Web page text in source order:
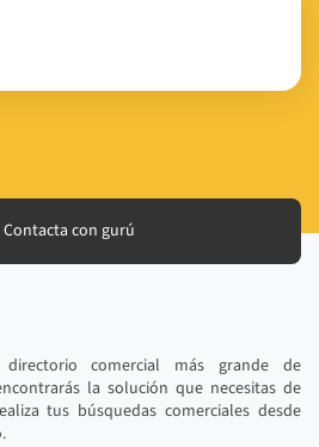
Contacta con gurú
comercial más grande de
la solución que necesitas de
tus búsquedas comerciales desde